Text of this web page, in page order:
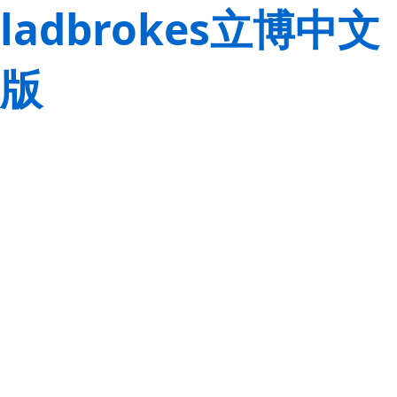
ladbrokes立博中文
版